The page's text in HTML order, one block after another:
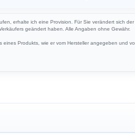
erhalte ich eine Provision. Für Sie verändert sich
geändert haben. Alle Angaben ohne Gewähr.
Produkts, wie er vom Hersteller angegeben und